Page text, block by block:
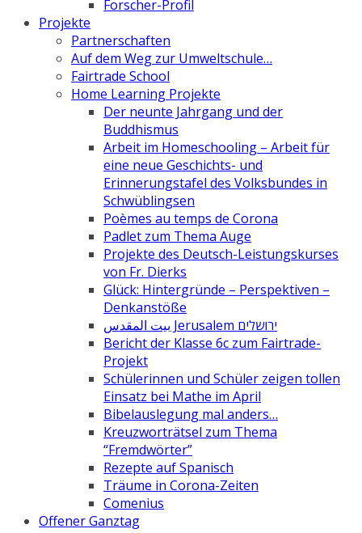
Forscher-Profil
Projekte
Partnerschaften
Auf dem Weg zur Umweltschule…
Fairtrade School
Home Learning Projekte
Der neunte Jahrgang und der
Buddhismus
Arbeit im Homeschooling – Arbeit für
eine neue Geschichts- und
Erinnerungstafel des Volksbundes in
Schwüblingsen
Poèmes au temps de Corona
Padlet zum Thema Auge
Projekte des Deutsch-Leistungskurses
von Fr. Dierks
Glück: Hintergründe – Perspektiven –
Denkanstöße
بيت المقدس Jerusalem ירושלים
Bericht der Klasse 6c zum Fairtrade-
Projekt
Schülerinnen und Schüler zeigen tollen
Einsatz bei Mathe im April
Bibelauslegung mal anders…
Kreuzworträtsel zum Thema
“Fremdwörter”
Rezepte auf Spanisch
Träume in Corona-Zeiten
Comenius
Offener Ganztag